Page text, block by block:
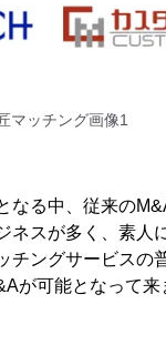
マッチング画像1
る中、従来の
ネスが多く、素
ングサービスの
が可能となって来